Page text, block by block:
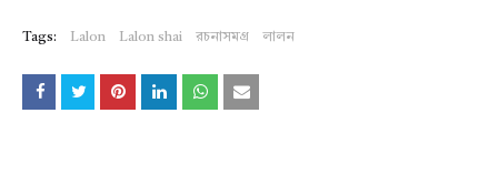
Tags: Lalon Lalon shai রচনাসমগ্র লালন